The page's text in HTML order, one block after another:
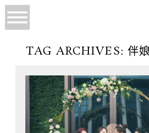
TAG ARCHIVES: 伴